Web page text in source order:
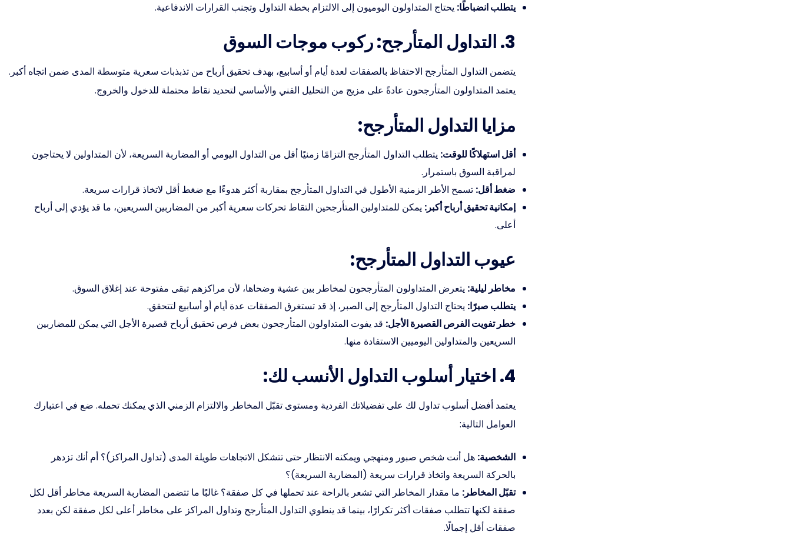
يتطلب انضباطًا: يحتاج المتداولون اليوميون إلى الالتزام بخطة التداول وتجنب القرارات الاندفاعية.
3. التداول المتأرجح: ركوب موجات السوق
يتضمن التداول المتأرجح الاحتفاظ بالصفقات لعدة أيام أو أسابيع، بهدف تحقيق أرباح من تذبذبات سعرية متوسطة المدى ضمن اتجاه أكبر.
يعتمد المتداولون المتأرجحون عادةً على مزيج من التحليل الفني والأساسي لتحديد نقاط محتملة للدخول والخروج.
مزايا التداول المتأرجح:
أقل استهلاكًا للوقت: يتطلب التداول المتأرجح التزامًا زمنيًا أقل من التداول اليومي أو المضاربة السريعة، لأن المتداولين لا يحتاجون
لمراقبة السوق باستمرار.
ضغط أقل: تسمح الأطر الزمنية الأطول في التداول المتأرجح بمقاربة أكثر هدوءًا مع ضغط أقل لاتخاذ قرارات سريعة.
إمكانية تحقيق أرباح أكبر: يمكن للمتداولين المتأرجحين التقاط تحركات سعرية أكبر من المضاربين السريعين، ما قد يؤدي إلى أرباح
أعلى.
عيوب التداول المتأرجح:
مخاطر ليلية: يتعرض المتداولون المتأرجحون لمخاطر بين عشية وضحاها، لأن مراكزهم تبقى مفتوحة عند إغلاق السوق.
يتطلب صبرًا: يحتاج التداول المتأرجح إلى الصبر، إذ قد تستغرق الصفقات عدة أيام أو أسابيع لتتحقق.
خطر تفويت الفرص القصيرة الأجل: قد يفوت المتداولون المتأرجحون بعض فرص تحقيق أرباح قصيرة الأجل التي يمكن للمضاربين
السريعين والمتداولين اليوميين الاستفادة منها.
4. اختيار أسلوب التداول الأنسب لك:
يعتمد أفضل أسلوب تداول لك على تفضيلاتك الفردية ومستوى تقبّل المخاطر والالتزام الزمني الذي يمكنك تحمله. ضع في اعتبارك
العوامل التالية:
الشخصية: هل أنت شخص صبور ومنهجي ويمكنه الانتظار حتى تتشكل الاتجاهات طويلة المدى (تداول المراكز)؟ أم أنك تزدهر
بالحركة السريعة واتخاذ قرارات سريعة (المضاربة السريعة)؟
تقبّل المخاطر: ما مقدار المخاطر التي تشعر بالراحة عند تحملها في كل صفقة؟ غالبًا ما تتضمن المضاربة السريعة مخاطر أقل لكل
صفقة لكنها تتطلب صفقات أكثر تكرارًا، بينما قد ينطوي التداول المتأرجح وتداول المراكز على مخاطر أعلى لكل صفقة لكن بعدد
صفقات أقل إجمالًا.